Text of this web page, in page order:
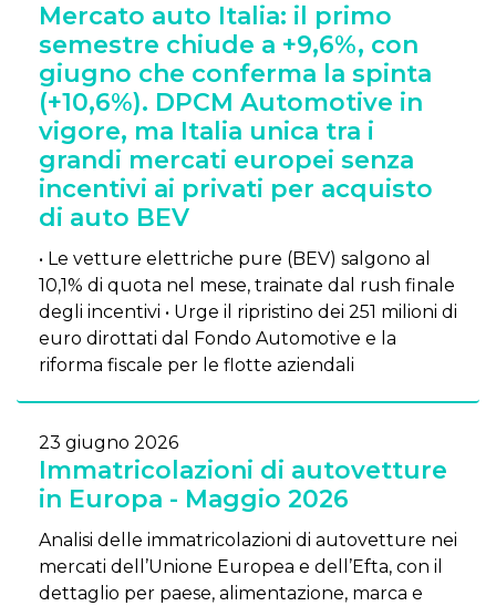
Mercato auto Italia: il primo
semestre chiude a +9,6%, con
giugno che conferma la spinta
(+10,6%). DPCM Automotive in
vigore, ma Italia unica tra i
grandi mercati europei senza
incentivi ai privati per acquisto
di auto BEV
• Le vetture elettriche pure (BEV) salgono al
10,1% di quota nel mese, trainate dal rush finale
degli incentivi • Urge il ripristino dei 251 milioni di
euro dirottati dal Fondo Automotive e la
riforma fiscale per le flotte aziendali
23 giugno 2026
Immatricolazioni di autovetture
in Europa - Maggio 2026
Analisi delle immatricolazioni di autovetture nei
mercati dell’Unione Europea e dell’Efta, con il
dettaglio per paese, alimentazione, marca e